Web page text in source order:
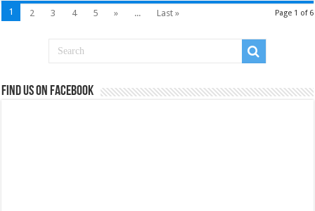
Page 1 of 6
1 2 3 4 5 » ... Last »
Find us on Facebook